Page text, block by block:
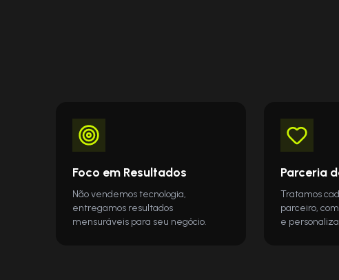
Foco em Resultados
Não vendemos tecnologia,
entregamos resultados
mensuráveis para seu negócio.
Parceria
Tratamos
parceiro,
e